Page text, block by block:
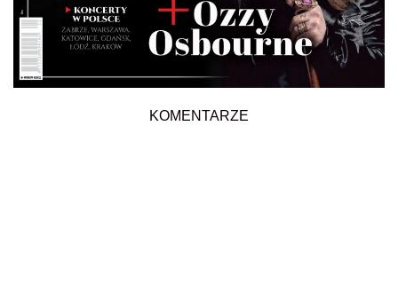
KOMENTARZE